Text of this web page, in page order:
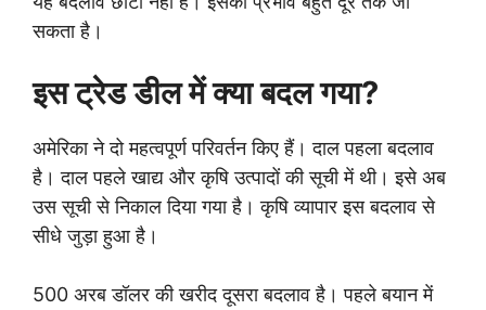
सकता है।
इस ट्रेड डील में क्या बदल गया?
अमेरिका ने दो महत्वपूर्ण परिवर्तन किए हैं। दाल पहला बदलाव
है। दाल पहले खाद्य और कृषि उत्पादों की सूची में थी। इसे अब
उस सूची से निकाल दिया गया है। कृषि व्यापार इस बदलाव से
सीधे जुड़ा हुआ है।
500 अरब डॉलर की खरीद दूसरा बदलाव है। पहले बयान में